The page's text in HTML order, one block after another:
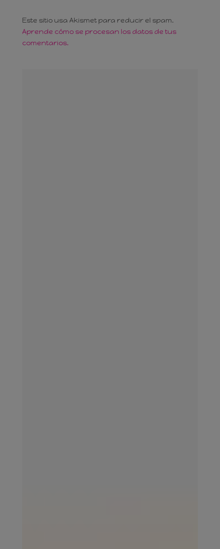
Este sitio usa Akismet para reducir el spam.
Aprende cómo se procesan los datos de tus
comentarios.